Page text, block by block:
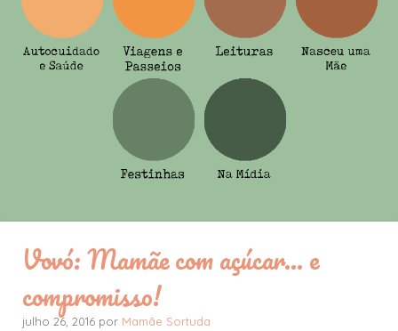
Vovó: Mamãe com açúcar... e
compromisso!
julho 26, 2016 por Mamãe Sortuda